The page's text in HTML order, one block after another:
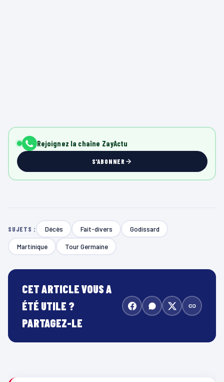
Rejoignez la chaîne ZayActu
S'ABONNER
SUJETS : Décès Fait-divers Godissard
Martinique Tour Germaine
CET ARTICLE VOUS A
ÉTÉ UTILE ?
PARTAGEZ-LE